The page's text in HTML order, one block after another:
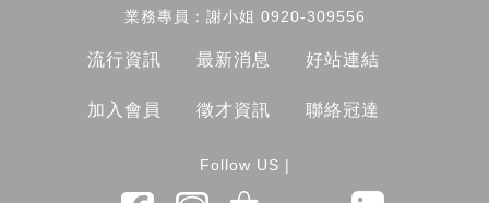
業務專員：謝小姐 0920-309556
流行資訊 最新消息 好站連結
加入會員 徵才資訊 聯絡冠達
Follow US |